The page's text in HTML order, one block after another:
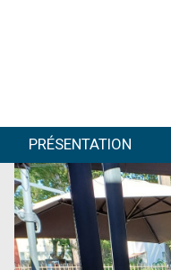
PRÉSENTATION